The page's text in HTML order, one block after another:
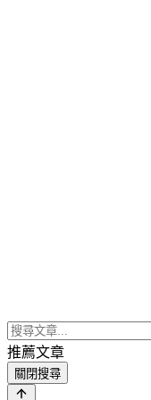
推薦文章
關閉搜尋